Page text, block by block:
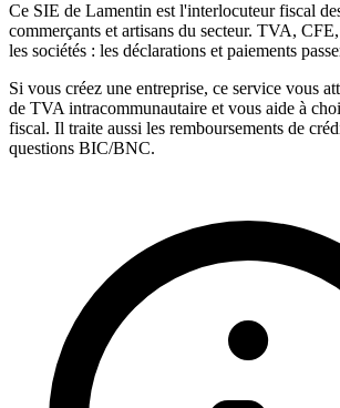
Ce SIE de Lamentin est l'interlocuteur fiscal
commerçants et artisans du secteur. TVA,
les sociétés : les déclarations et paiements
Si vous créez une entreprise, ce service vous
de TVA intracommunautaire et vous aide à
fiscal. Il traite aussi les remboursements de
questions BIC/BNC.